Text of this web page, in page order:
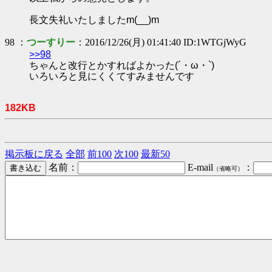
長文失礼いたしましたm(__)m
98 ： つーすりー ：2016/12/26(月) 01:41:40 ID:1WTGjWyG
>>98
ちゃんと改行とかすればよかった(´・ω・`)
いろいろと見にくくてすみませんです
182KB
掲示板に戻る 全部 前100 次100 最新50
名前：
E-mail （省略可） ：